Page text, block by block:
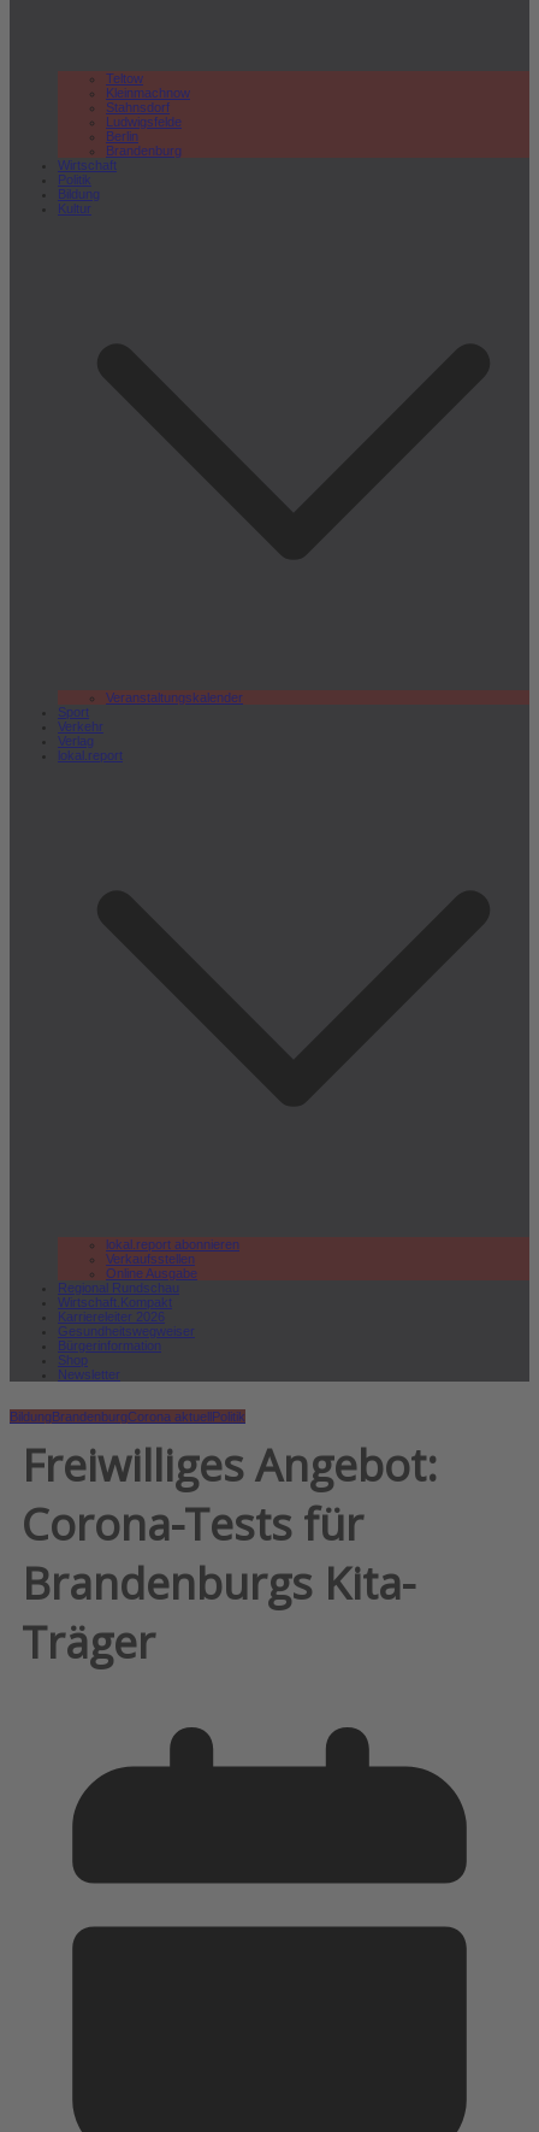
Teltow
Kleinmachnow
Stahnsdorf
Ludwigsfelde
Berlin
Brandenburg
Wirtschaft
Politik
Bildung
Kultur
Veranstaltungskalender
Sport
Verkehr
Verlag
lokal.report
lokal.report abonnieren
Verkaufsstellen
Online Ausgabe
Regional Rundschau
Wirtschaft.Kompakt
Karriereleiter 2026
Gesundheitswegweiser
Bürgerinformation
Shop
Newsletter
BildungBrandenburgCorona aktuellPolitik
Freiwilliges Angebot:
Corona-Tests für
Brandenburgs Kita-
Träger